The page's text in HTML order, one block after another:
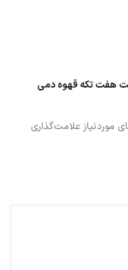
هفت تکه قهوه دمی
موردنیاز علامت‌گذاری